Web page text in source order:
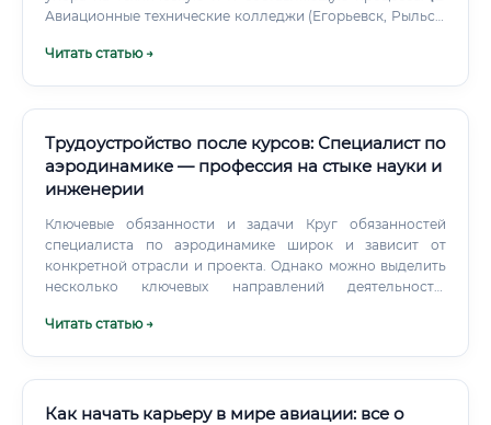
Авиационные технические колледжи (Егорьевск, Рыльск,
образование, позволяющее начать карьеру с базовых
Читать статью →
Трудоустройство после курсов: Специалист по
аэродинамике — профессия на стыке науки и
инженерии
Ключевые обязанности и задачи Круг обязанностей
специалиста по аэродинамике широк и зависит от
конкретной отрасли и проекта. Однако можно выделить
несколько ключевых направлений деятельности:
цифровых моделей для симуляции воздушных потоков
Читать статью →
Как начать карьеру в мире авиации: все о